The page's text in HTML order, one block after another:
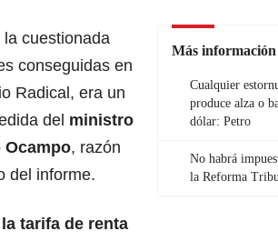
Más información
Cualquier
produce alza o
dólar: Petro
No habrá
la Reforma
cuestionada
conseguidas en
Radical, era un
del ministro
Ocampo, razón
del informe.
tarifa de renta